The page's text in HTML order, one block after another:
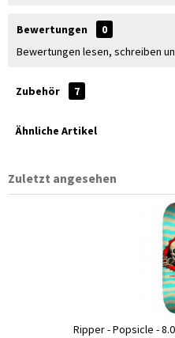
Bewertungen
0
Bewertungen lesen, schreiben
Zubehör 7
Ähnliche Artikel
Zuletzt angesehen
Ripper - Popsicle -